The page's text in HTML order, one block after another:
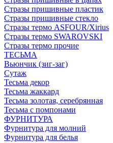
Стразы пришивные пластик
Стразы пришивные стекло
Стразы термо ASFOUR/Xirius
Стразы термо SWAROVSKI
Стразы термо прочие
ТЕСЬМА
Вьюнчик (зиг-заг)
Сутаж
Тесьма декор
Тесьма жаккард
Тесьма золотая, серебрянная
Тесьма с помпонами
ФУРНИТУРА
Фурнитура для молний
Фурнитура для белья